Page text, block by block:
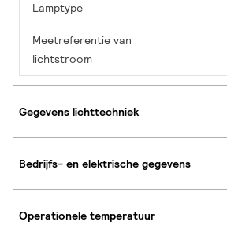
Lamptype
Meetreferentie van
lichtstroom
Gegevens lichttechniek
Bedrijfs- en elektrische gegevens
Operationele temperatuur